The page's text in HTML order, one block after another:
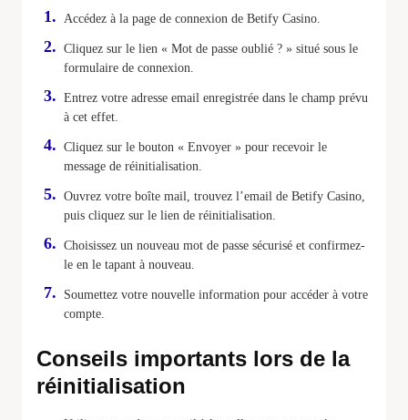
Accédez à la page de connexion de Betify Casino.
Cliquez sur le lien « Mot de passe oublié ? » situé sous le
formulaire de connexion.
Entrez votre adresse email enregistrée dans le champ prévu
à cet effet.
Cliquez sur le bouton « Envoyer » pour recevoir le
message de réinitialisation.
Ouvrez votre boîte mail, trouvez l’email de Betify Casino,
puis cliquez sur le lien de réinitialisation.
Choisissez un nouveau mot de passe sécurisé et confirmez-
le en le tapant à nouveau.
Soumettez votre nouvelle information pour accéder à votre
compte.
Conseils importants lors de la
réinitialisation